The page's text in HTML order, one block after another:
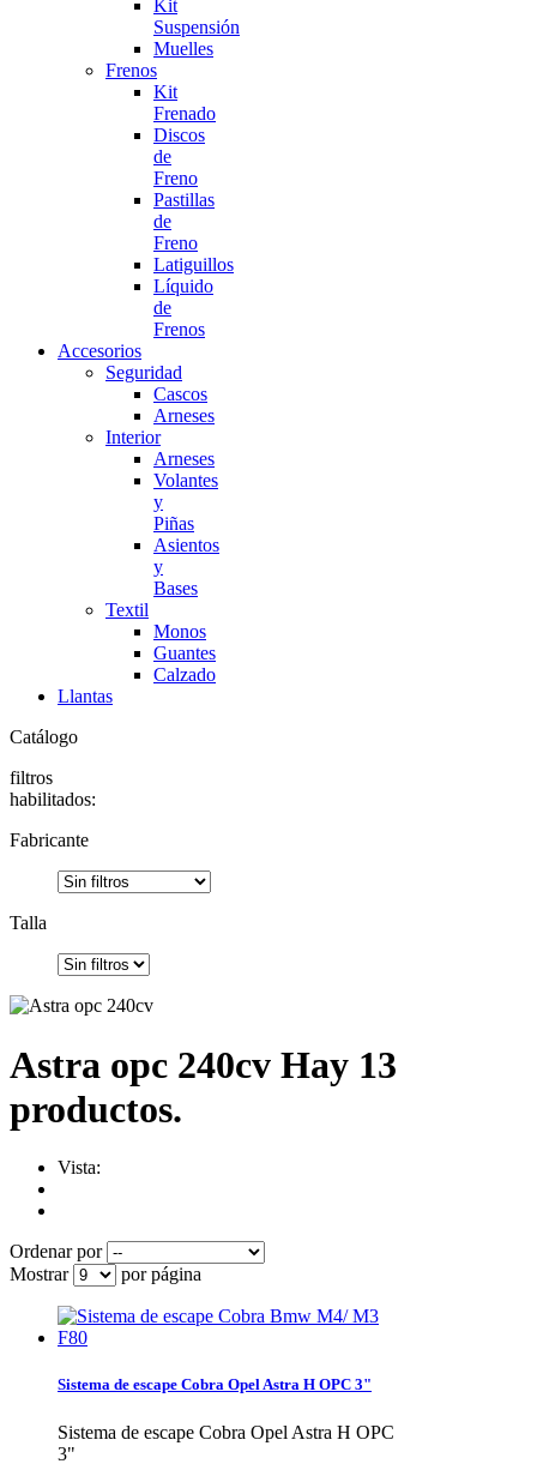
Kit
Suspensión
Muelles
Frenos
Kit
Frenado
Discos
de
Freno
Pastillas
de
Freno
Latiguillos
Líquido
de
Frenos
Accesorios
Seguridad
Cascos
Arneses
Interior
Arneses
Volantes
y
Piñas
Asientos
y
Bases
Textil
Monos
Guantes
Calzado
Llantas
Catálogo
filtros
habilitados:
Fabricante
Talla
Astra opc 240cv Hay 13
productos.
Vista:
Ordenar por
Mostrar
por página
Sistema de escape Cobra Opel Astra H OPC 3"
Sistema de escape Cobra Opel Astra H OPC
3"